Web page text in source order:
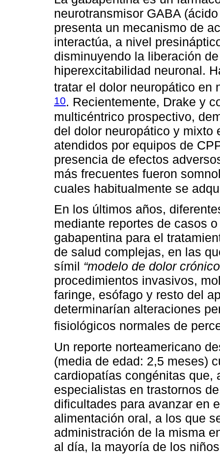
neurotransmisor GABA
presenta un mecanismo de
interactúa, a nivel
disminuyendo la liberación
hiperexcitabilidad neuronal.
tratar el dolor neuropático en
10. Recientemente, Drake y
multicéntrico prospectivo,
del dolor neuropático y mixto
atendidos por equipos de
presencia de efectos
más frecuentes fueron
cuales habitualmente se
En los últimos años,
mediante reportes de casos
gabapentina para el
de salud complejas, en las
símil “modelo de dolor
procedimientos invasivos,
faringe, esófago y resto del
determinarían alteraciones
fisiológicos normales de
Un reporte norteamericano
(media de edad: 2,5 meses)
cardiopatías congénitas que,
especialistas en trastornos
dificultades para avanzar en
alimentación oral, a los que
administración de la misma
al día, la mayoría de los